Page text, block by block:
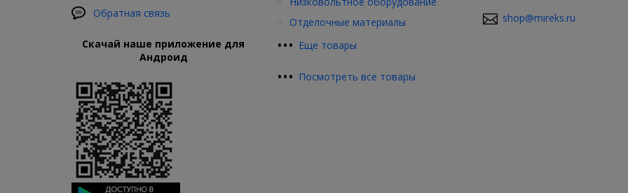
Обратная связь
Скачай наше приложение для
Андроид
••• Еще товары
Отделочные материалы
••• Посмотреть все товары
shop@mireks.ru